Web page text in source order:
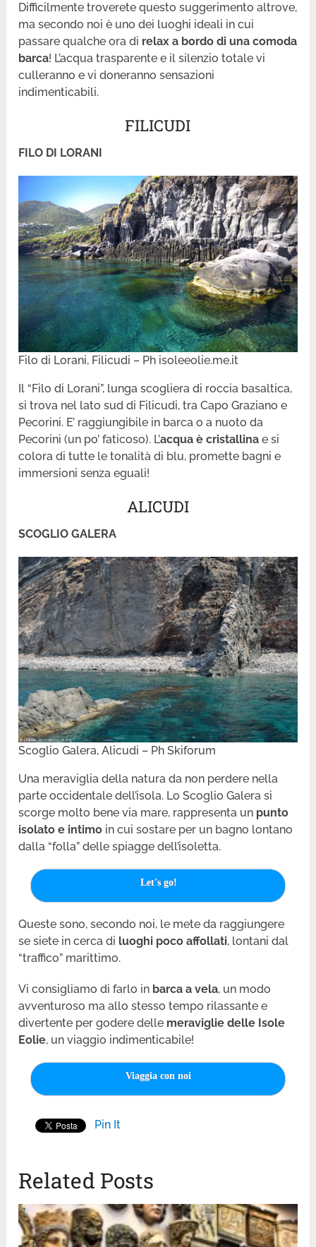
Difficilmente troverete questo suggerimento altrove,
ma secondo noi è uno dei luoghi ideali in cui
passare qualche ora di relax a bordo di una comoda
barca! L’acqua trasparente e il silenzio totale vi
culleranno e vi doneranno sensazioni
indimenticabili.
FILICUDI
FILO DI LORANI
Filo di Lorani, Filicudi – Ph isoleeolie.me.it
Il “Filo di Lorani”, lunga scogliera di roccia basaltica,
si trova nel lato sud di Filicudi, tra Capo Graziano e
Pecorini. E’ raggiungibile in barca o a nuoto da
Pecorini (un po’ faticoso). L’acqua è cristallinae si
colora di tutte le tonalità di blu, promette bagni e
immersioni senza eguali!
ALICUDI
SCOGLIO GALERA
Scoglio Galera, Alicudi – Ph Skiforum
Una meraviglia della natura da non perdere nella
parte occidentale dell’isola. Lo Scoglio Galera si
scorge molto bene via mare, rappresenta un punto
isolato e intimo in cui sostare per un bagno lontano
dalla “folla” delle spiagge dell’isoletta.
Let's go!
Queste sono, secondo noi, le mete da raggiungere
se siete in cerca di luoghi poco affollati, lontani dal
“traffico” marittimo.
Vi consigliamo di farlo in barca a vela, un modo
avventuroso ma allo stesso tempo rilassante e
divertente per godere delle meraviglie delle Isole
Eolie, un viaggio indimenticabile!
Viaggia con noi
Pin It
Related Posts